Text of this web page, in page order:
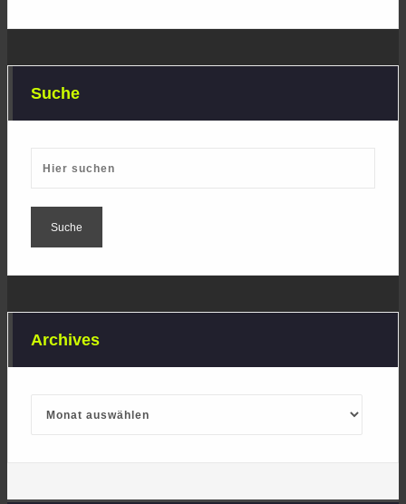
Suche
Archives